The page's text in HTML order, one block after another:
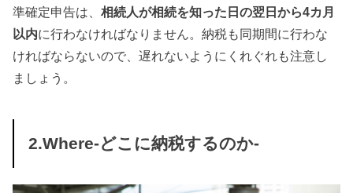
準確定申告は、相続人が相続を知った日の翌日から4カ月
以内に行わなければなりません。納税も同期間に行わな
ければならないので、遅れないようにくれぐれも注意し
ましょう。
2.Where-どこに納税するのか-